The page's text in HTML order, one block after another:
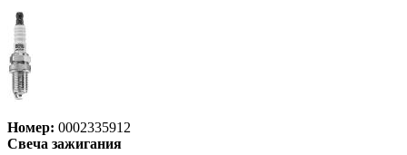
Номер: 0002335912
Свеча зажигания